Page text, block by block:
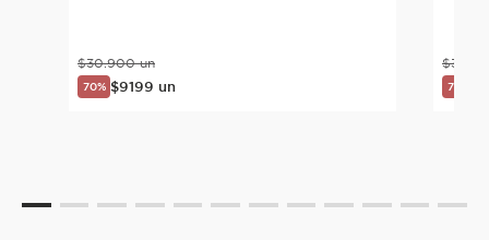
$30.900 un
70% $9199 un
$30
70%